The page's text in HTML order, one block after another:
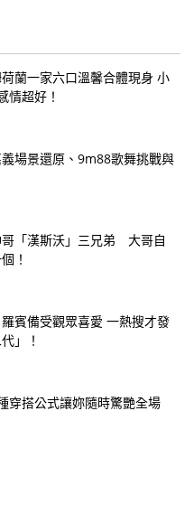
蘭一家六口溫馨合體現身 小
情超好！
義場景還原、9m88歌舞挑戰與
「漢斯沃」三兄弟 大哥自
！
賓備受觀眾喜愛 一熱搜才發
」！
穿搭公式讓妳隨時驚艷全場